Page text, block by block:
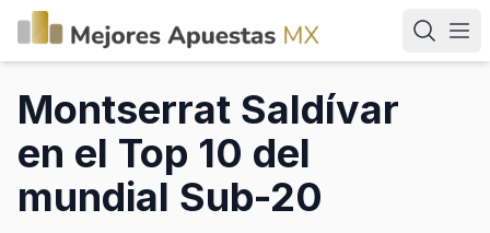
Montserrat Saldívar
en el Top 10 del
mundial Sub-20